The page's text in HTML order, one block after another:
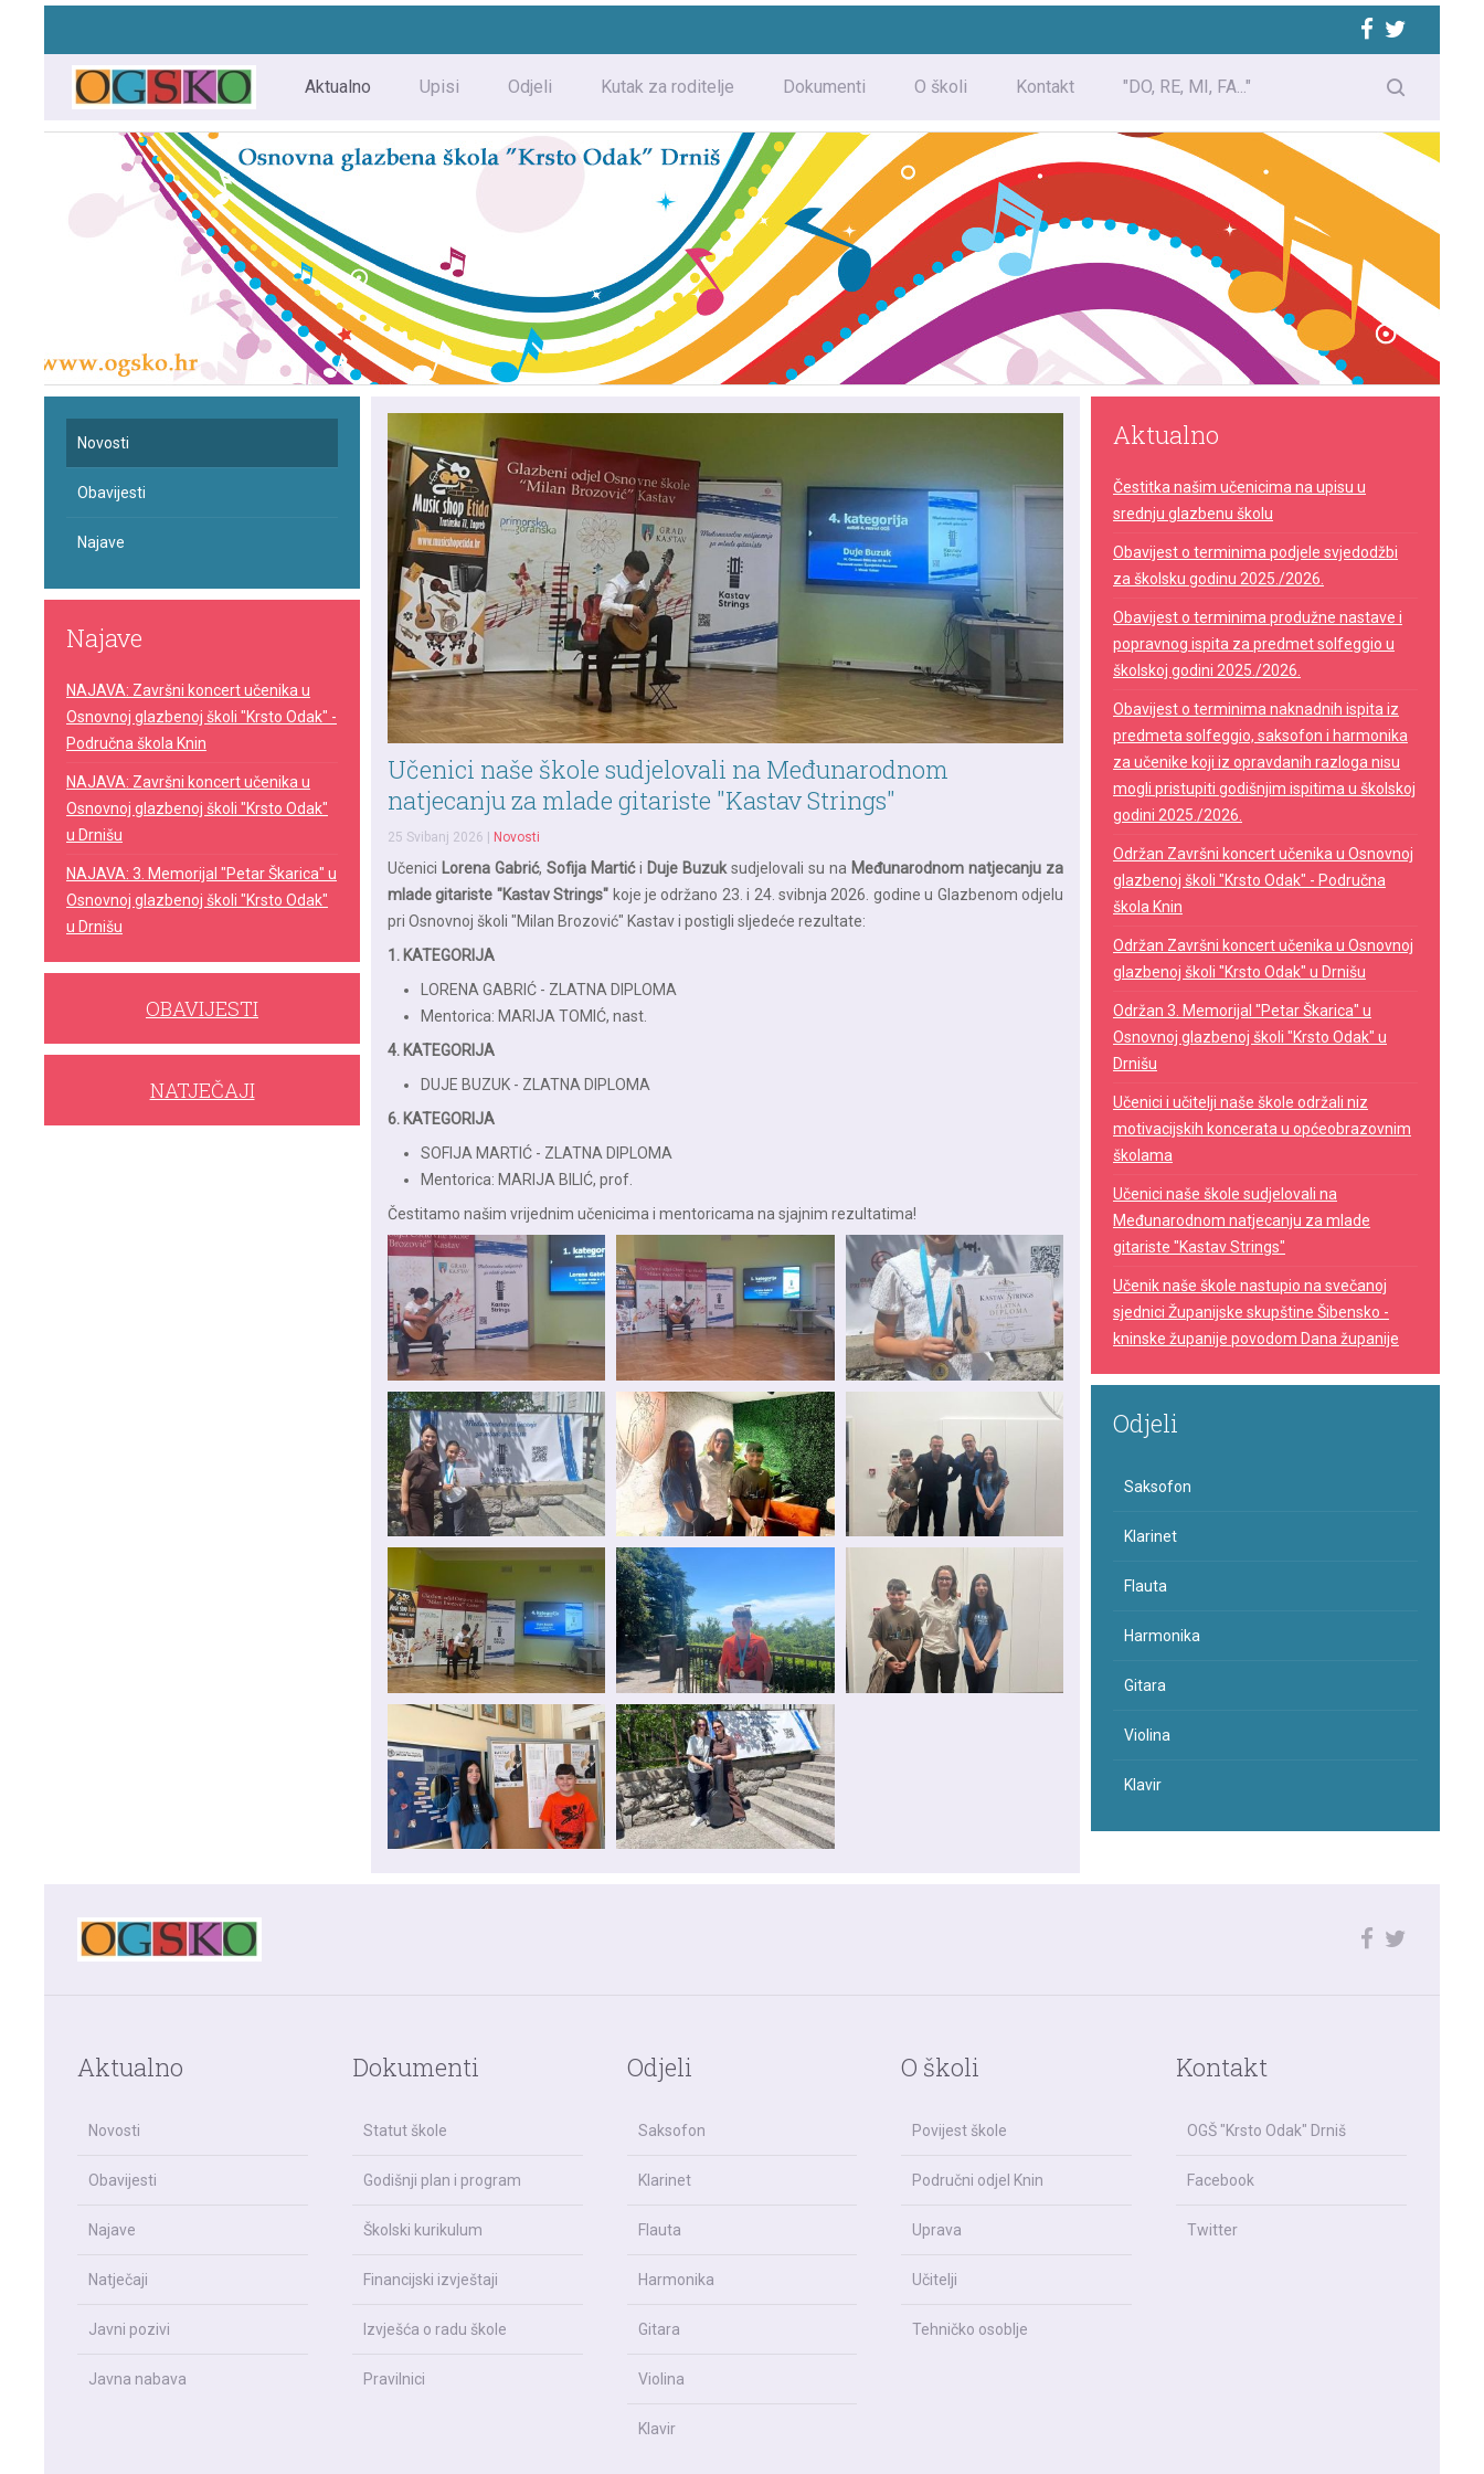
Aktualno Upisi Odjeli Kutak za roditelje Dokumenti O školi Kontakt "DO, RE, MI, FA..."
Učenici naše škole sudjelovali na Međunarodnom
natjecanju za mlade gitariste "Kastav Strings"
25 Svibanj 2026 Novosti
Učenici Lorena Gabrić, Sofija Martići Duje Buzuk sudjelovali su na Međunarodnom natjecanju za
mlade gitariste "Kastav Strings" koje je održano 23. i 24. svibnja 2026. godine u Glazbenom odjelu
pri Osnovnoj školi "Milan Brozović" Kastav i postigli sljedeće rezultate:
1. KATEGORIJA
LORENA GABRIĆ - ZLATNA DIPLOMA
Mentorica: MARIJA TOMIĆ, nast.
4. KATEGORIJA
DUJE BUZUK - ZLATNA DIPLOMA
6. KATEGORIJA
SOFIJA MARTIĆ - ZLATNA DIPLOMA
Mentorica: MARIJA BILIĆ, prof.
Čestitamo našim vrijednim učenicima i mentoricama na sjajnim rezultatima!
Novosti
Obavijesti
Najave
Najave
NAJAVA: Završni koncert učenika u
Osnovnoj glazbenoj školi "Krsto Odak" -
Područna škola Knin
NAJAVA: Završni koncert učenika u
Osnovnoj glazbenoj školi "Krsto Odak"
u Drnišu
NAJAVA: 3. Memorijal "Petar Škarica" u
Osnovnoj glazbenoj školi "Krsto Odak"
u Drnišu
OBAVIJESTI
NATJEČAJI
Aktualno
Čestitka našim učenicima na upisu u
srednju glazbenu školu
Obavijest o terminima podjele svjedodžbi
za školsku godinu 2025./2026.
Obavijest o terminima produžne nastave i
popravnog ispita za predmet solfeggio u
školskoj godini 2025./2026.
Obavijest o terminima naknadnih ispita iz
predmeta solfeggio, saksofon i harmonika
za učenike koji iz opravdanih razloga nisu
mogli pristupiti godišnjim ispitima u školskoj
godini 2025./2026.
Održan Završni koncert učenika u Osnovnoj
glazbenoj školi "Krsto Odak" - Područna
škola Knin
Održan Završni koncert učenika u Osnovnoj
glazbenoj školi "Krsto Odak" u Drnišu
Održan 3. Memorijal "Petar Škarica" u
Osnovnoj glazbenoj školi "Krsto Odak" u
Drnišu
Učenici i učitelji naše škole održali niz
motivacijskih koncerata u općeobrazovnim
školama
Učenici naše škole sudjelovali na
Međunarodnom natjecanju za mlade
gitariste "Kastav Strings"
Učenik naše škole nastupio na svečanoj
sjednici Županijske skupštine Šibensko -
kninske županije povodom Dana županije
Odjeli
Saksofon
Klarinet
Flauta
Harmonika
Gitara
Violina
Klavir
Aktualno
Novosti
Obavijesti
Najave
Natječaji
Javni pozivi
Javna nabava
Dokumenti
Statut škole
Godišnji plan i program
Školski kurikulum
Financijski izvještaji
Izvješća o radu škole
Pravilnici
Odjeli
Saksofon
Klarinet
Flauta
Harmonika
Gitara
Violina
Klavir
O školi
Povijest škole
Područni odjel Knin
Uprava
Učitelji
Tehničko osoblje
Kontakt
OGŠ "Krsto Odak" Drniš
Facebook
Twitter